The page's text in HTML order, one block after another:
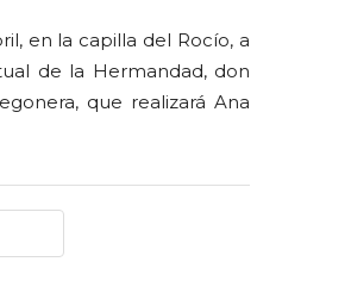
en la capilla del Rocío, a
de la Hermandad, don
que realizará Ana